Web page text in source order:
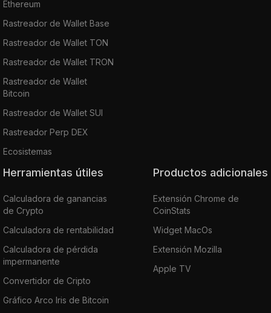
Ethereum
Rastreador de Wallet Base
Rastreador de Wallet TON
Rastreador de Wallet TRON
Rastreador de Wallet
Bitcoin
Rastreador de Wallet SUI
Rastreador Perp DEX
Ecosistemas
Herramientas útiles
Calculadora de ganancias
de Crypto
Calculadora de rentabilidad
Calculadora de pérdida
impermanente
Convertidor de Cripto
Gráfico Arco Iris de Bitcoin
Productos adicionales
Extensión Chrome de
CoinStats
Widget MacOs
Extensión Mozilla
Apple TV